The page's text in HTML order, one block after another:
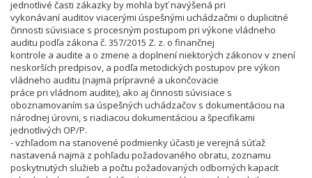
jednotlivé časti zákazky by mohla byť navýšená pri
vykonávaní auditov viacerými úspešnými uchádzačmi o duplicitné
činnosti súvisiace s procesným postupom pri výkone vládneho
auditu podľa zákona č. 357/2015 Z. z. o finančnej
kontrole a audite a o zmene a doplnení niektorých zákonov v znení
neskorších predpisov, a podľa metodických postupov pre výkon
vládneho auditu (najmä prípravné a ukončovacie
práce pri vládnom audite), ako aj činnosti súvisiace s
oboznamovaním sa úspešných uchádzačov s dokumentáciou na
národnej úrovni, s riadiacou dokumentáciou a špecifikami
jednotlivých OP/P.
- vzhľadom na stanovené podmienky účasti je verejná súťaž
nastavená najmä z pohľadu požadovaného obratu, zoznamu
poskytnutých služieb a počtu požadovaných odborných kapacít